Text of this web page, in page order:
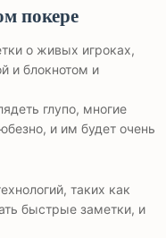
покере
о живых игроках,
и блокнотом и
глупо, многие
и им будет очень
таких как
быстрые заметки, и